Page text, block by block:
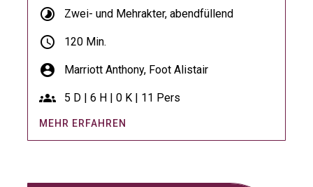
timelapse Zwei- und Mehrakter, abendfüllend
schedule 120 Min.
account_circle Marriott Anthony,Foot Alistair
groups 5 D | 6 H | 0 K | 11 Pers
MEHR ERFAHREN